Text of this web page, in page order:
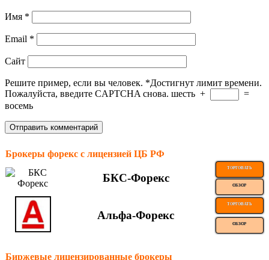
Имя *
Email *
Сайт
Решите пример, если вы человек. *Достигнут лимит времени.
Пожалуйста, введите CAPTCHA снова. шесть +
=
восемь
Брокеры форекс с лицензией ЦБ РФ
БКС-Форекс
ТОРГОВАТЬ
ОБЗОР
Альфа-Форекс
ТОРГОВАТЬ
ОБЗОР
Биржевые лицензированные брокеры